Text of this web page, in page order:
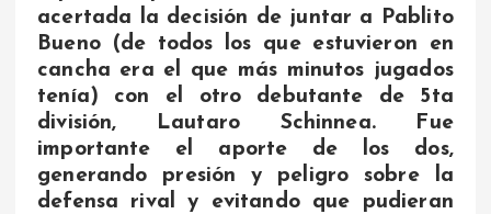
acertada la decisión de juntar a Pablito
Bueno (de todos los que estuvieron en
cancha era el que más minutos jugados
tenía) con el otro debutante de 5ta
división, Lautaro Schinnea. Fue
importante el aporte de los dos,
generando presión y peligro sobre la
defensa rival y evitando que pudieran